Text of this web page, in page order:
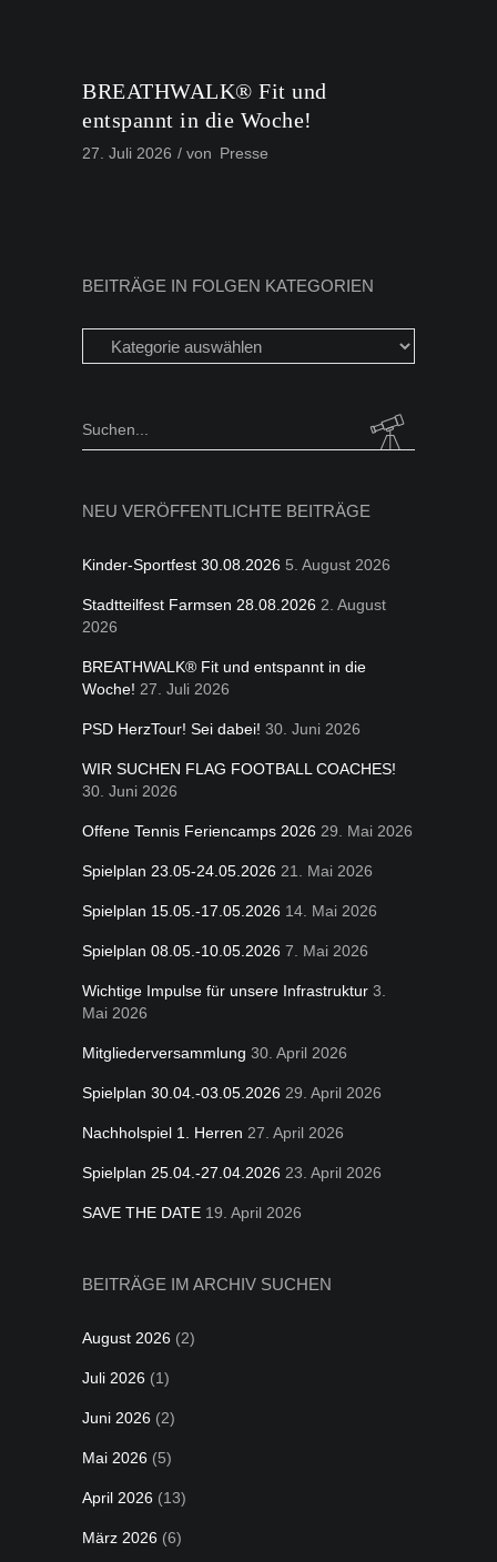
BREATHWALK® Fit und
entspannt in die Woche!
27. Juli 2026 von Presse
BEITRÄGE IN FOLGEN KATEGORIEN
Beiträge
in
Kategorien
Search
NEU VERÖFFENTLICHTE BEITRÄGE
Kinder-Sportfest 30.08.2026 5. August 2026
Stadtteilfest Farmsen 28.08.2026 2. August
2026
BREATHWALK® Fit und entspannt in die
Woche! 27. Juli 2026
PSD HerzTour! Sei dabei! 30. Juni 2026
WIR SUCHEN FLAG FOOTBALL COACHES!
30. Juni 2026
Offene Tennis Feriencamps 2026 29. Mai 2026
Spielplan 23.05-24.05.2026 21. Mai 2026
Spielplan 15.05.-17.05.2026 14. Mai 2026
Spielplan 08.05.-10.05.2026 7. Mai 2026
Wichtige Impulse für unsere Infrastruktur 3.
Mai 2026
Mitgliederversammlung 30. April 2026
Spielplan 30.04.-03.05.2026 29. April 2026
Nachholspiel 1. Herren 27. April 2026
Spielplan 25.04.-27.04.2026 23. April 2026
SAVE THE DATE 19. April 2026
BEITRÄGE IM ARCHIV SUCHEN
August 2026 (2)
Juli 2026 (1)
Juni 2026 (2)
Mai 2026 (5)
April 2026 (13)
März 2026 (6)